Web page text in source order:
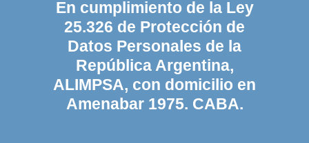
En cumplimiento de la Ley
25.326 de Protección de
Datos Personales de la
República Argentina,
ALIMPSA, con domicilio en
Amenabar 1975. CABA.